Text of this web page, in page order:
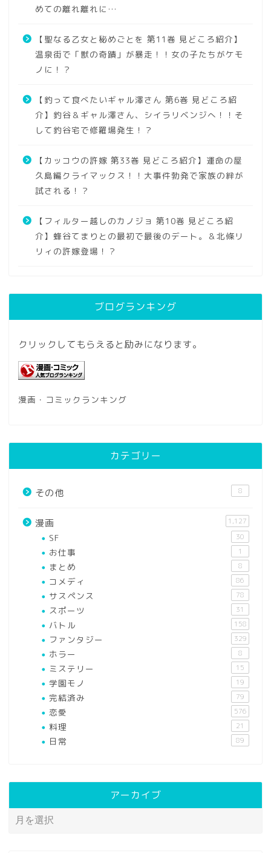
めての離れ離れに…
【聖なる乙女と秘めごとを 第11巻 見どころ紹介】
温泉街で「獣の奇蹟」が暴走！！女の子たちがケモ
ノに！？
【釣って食べたいギャル澤さん 第6巻 見どころ紹
介】釣谷＆ギャル澤さん、シイラリベンジへ！！そ
して釣谷宅で修羅場発生！？
【カッコウの許嫁 第33巻 見どころ紹介】運命の屋
久島編クライマックス！！大事件勃発で家族の絆が
試される！？
【フィルター越しのカノジョ 第10巻 見どころ紹
介】蜂谷てまりとの最初で最後のデート。＆北條リ
リィの許嫁登場！？
ブログランキング
クリックしてもらえると励みになります。
漫画・コミックランキング
カテゴリー
その他 8
漫画 1,127
SF 30
お仕事 1
まとめ 8
コメディ 86
サスペンス 78
スポーツ 31
バトル 158
ファンタジー 329
ホラー 8
ミステリー 15
学園モノ 19
完結済み 79
恋愛 576
料理 21
日常 89
アーカイブ